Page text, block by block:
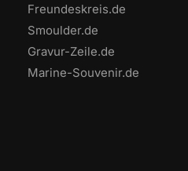
Freundeskreis.de
Smoulder.de
Gravur-Zeile.de
Marine-Souvenir.de